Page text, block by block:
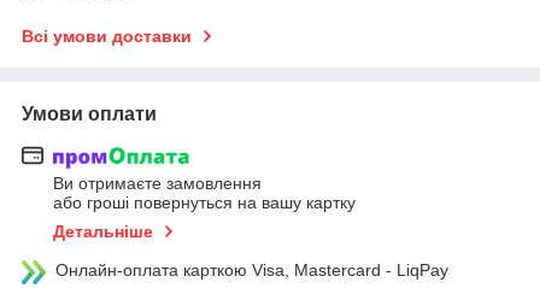
Всі умови доставки
Умови оплати
Ви отримаєте замовлення
або гроші повернуться на вашу картку
Детальніше
Онлайн-оплата карткою Visa, Mastercard - LiqPay